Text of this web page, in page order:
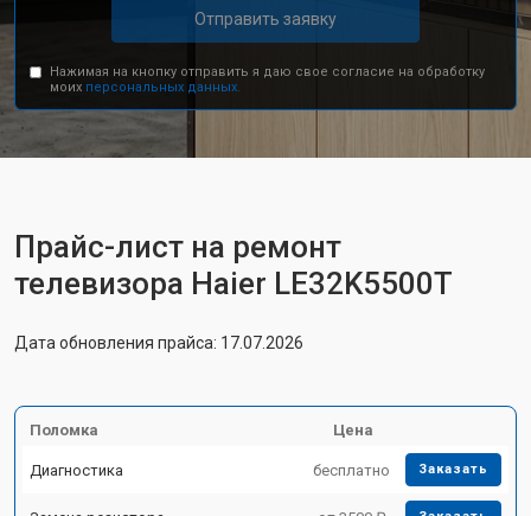
Отправить заявку
Нажимая на кнопку отправить я даю свое согласие на обработку
моих персональных данных.
Прайс-лист на ремонт
телевизора Haier LE32K5500T
Дата обновления прайса: 17.07.2026
Поломка Цена
Диагностика бесплатно Заказать